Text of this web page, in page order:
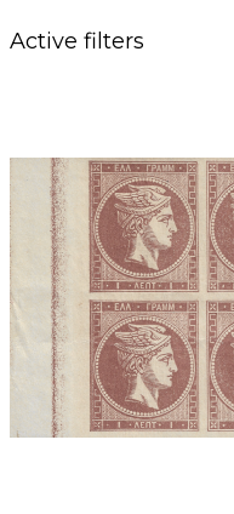
Active filters